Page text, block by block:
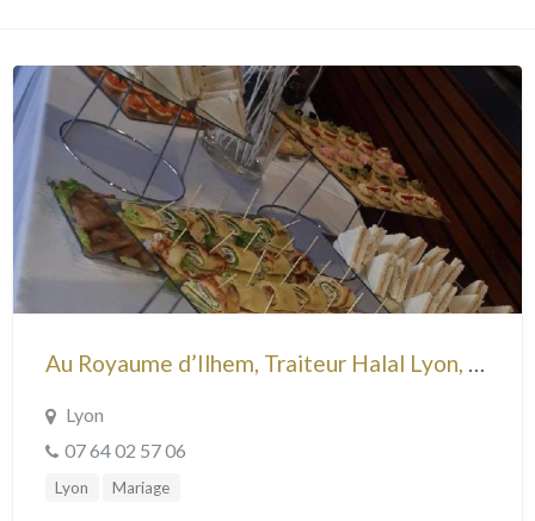
Au Royaume d’Ilhem, Traiteur Halal Lyon, Mariage et événements
Lyon
07 64 02 57 06
Lyon Mariage